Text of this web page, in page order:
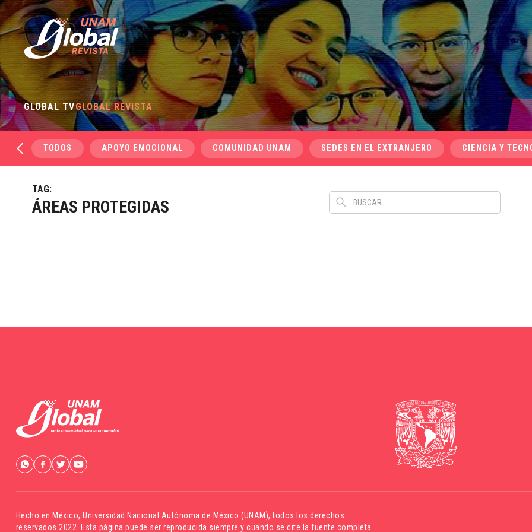
GLOBAL TVGLOBAL REVISTA
TODOS APOYO EMOCIONAL COMUNIDAD UNAM SEDES EN EL EXTRANJERO CIENCIA Y
TAG:
ÁREAS PROTEGIDAS
Hecho en México,Universidad Nacional Autónoma de México (UNAM), todos los derechos
reservados 2022. Esta página puede ser reproducida siempre y cuando se cite la fuente completa.